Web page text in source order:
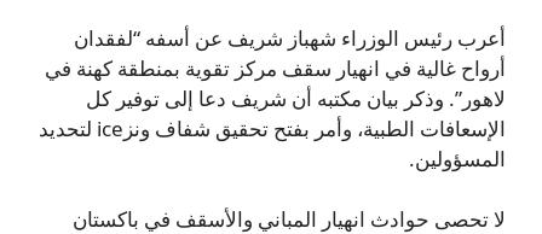
أعرب رئيس الوزراء شهباز شريف عن أسفه “لفقدان
أرواح غالية في انهيار سقف مركز تقوية بمنطقة كهنة في
لاهور”. وذكر بيان مكتبه أن شريف دعا إلى توفير كل
الإسعافات الطبية، وأمر بفتح تحقيق شفاف ونزice لتحديد
المسؤولين.
لا تحصى حوادث انهيار المباني والأسقف في باكستان